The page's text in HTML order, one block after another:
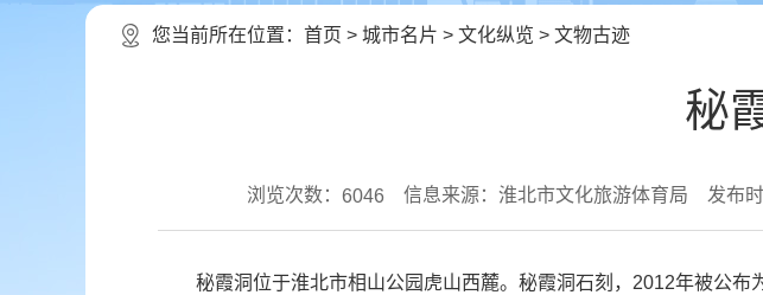
您当前所在位置： 首页 > 城市名片 > 文化纵览 > 文物古迹
秘
浏览次数： 6046 信息来源：淮北市文化旅游体育局 发布
秘霞洞位于淮北市相山公园虎山西麓。秘霞洞石刻，2012年被公布